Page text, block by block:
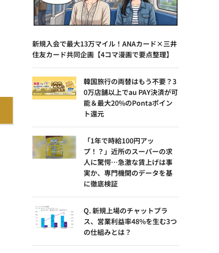
新規入会で最大13万マイル！ANAカード×三井
住友カード共同企画【4コマ漫画で要点整理】
韓国旅行の両替はもう不要？3
0万店舗以上でau PAY決済が可
能＆最大20%のPontaポイン
ト還元
「1年で時給100円アッ
プ！？」近所のスーパーの求
人に驚愕…急激な賃上げは事
実か、専門機関のデータを基
に徹底検証
Q. 新規上場のチャットプラ
ス、営業利益率48%を生む3つ
の仕組みとは？